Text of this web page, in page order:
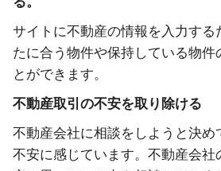
サイトに不動産の情報を入力する
たに合う物件や保持している物件
とができます。
不動産取引の不安を取り除ける
不動産会社に相談をしようと決め
不安に感じています。不動産会社